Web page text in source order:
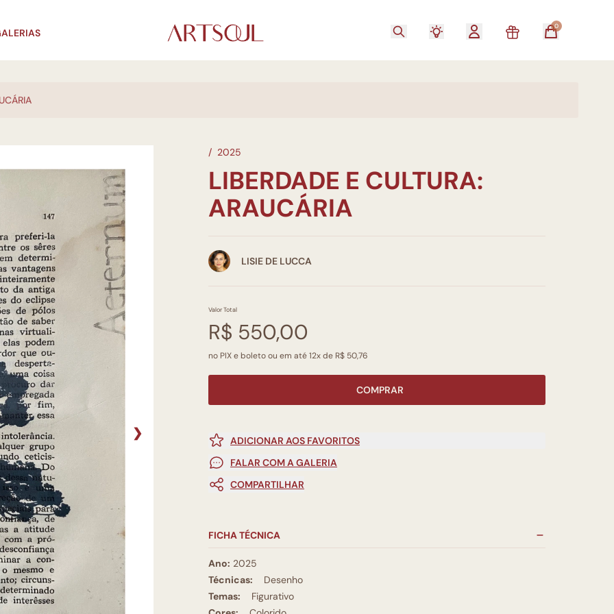
0
❯
/ 2025
LIBERDADE E CULTURA:
ARAUCÁRIA
LISIE DE LUCCA
Valor Total
R$ 550,00
no PIX e boleto ou em até 12x de R$ 50,76
COMPRAR
ADICIONAR AOS FAVORITOS
FALAR COM A GALERIA
COMPARTILHAR
FICHA TÉCNICA
Ano: 2025
Técnicas:
Desenho
Temas:
Figurativo